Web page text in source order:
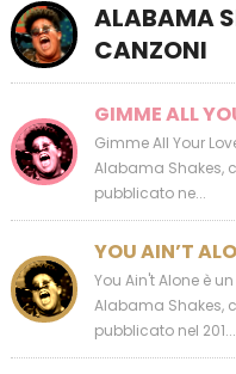
ALABAMA
CANZONI
GIMME ALL
Gimme All Your
Alabama Shakes,
pubblicato ne...
YOU AIN’T
You Ain't Alone è
Alabama Shakes,
pubblicato nel 201...